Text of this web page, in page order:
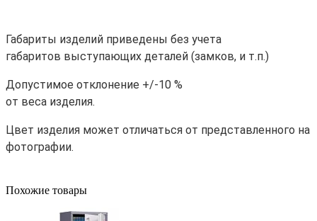
Габариты изделий приведены без учета
габаритов выступающих деталей (замков, и т.п.)
Допустимое отклонение +/-10 %
от веса изделия.
Цвет изделия может отличаться от представленного на
фотографии.
Похожие товары